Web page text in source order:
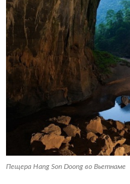
Пещера Hang Son Doong во Вьетнаме